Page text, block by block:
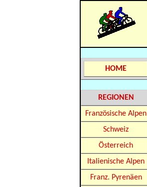
HOME
REGIONEN
Französische Alpen
Schweiz
Österreich
Italienische Alpen
Franz. Pyrenäen